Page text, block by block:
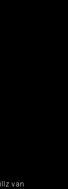
van